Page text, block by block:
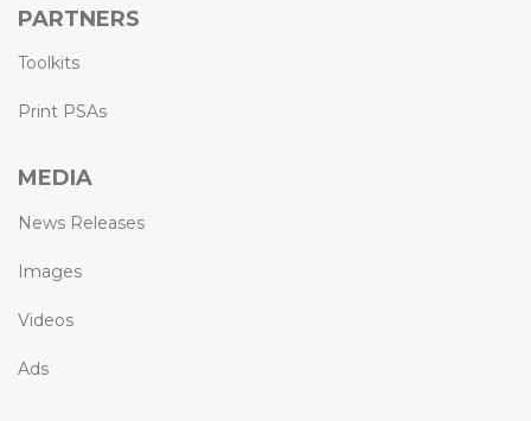
PARTNERS
Toolkits
Print PSAs
MEDIA
News Releases
Images
Videos
Ads